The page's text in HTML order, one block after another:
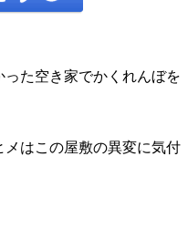
た空き家でかくれんぼを
はこの屋敷の異変に気付